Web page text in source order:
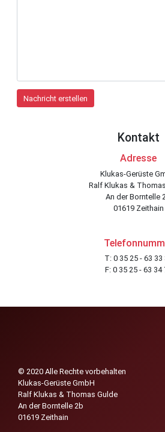
Kontakt
Adresse
Klukas-Gerüste
Ralf Klukas &
An der Borntelle
01619 Zeithain
T: 0 35 25 - 63 33
F: 0 35 25 - 63 34
© 2020 Alle Rechte vorbehalten
Klukas-Gerüste GmbH
Ralf Klukas & Thomas Gulde
An der Borntelle 2b
01619 Zeithain